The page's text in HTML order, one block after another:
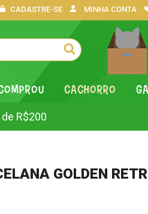
CADASTRE-SE MINHA CONTA
CACHORRO
R$200
GOLDEN